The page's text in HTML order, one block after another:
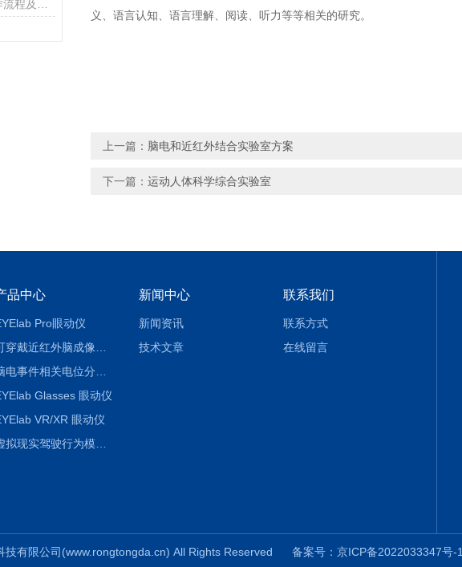
义、语言认知、语言理解、阅读、听力等等相关的研究。
上一篇： 脑电和近红外结合实验室方案
下一篇： 运动人体科学综合实验室
品中心
Pro眼动仪
脑电事件相关电位分析系统（EEG/ERP）
Glasses 眼动仪
VR/XR 眼动仪
虚拟现实驾驶行为模拟仓
新闻中心
新闻资讯
技术文章
联系我们
联系方式
在线留言
技有限公司(www.rongtongda.cn) All Rights Reserved 备案号：京ICP备2022033347号-1